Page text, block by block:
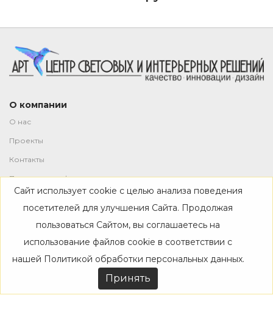
О компании
О нас
Проекты
Контакты
Политика конфиденциальности
Магазин
Каталог
Дизайнерам
Акции
Сайт использует cookie с целью анализа поведения
посетителей для улучшения Сайта. Продолжая
пользоваться Сайтом, вы соглашаетесь на
использование файлов cookie в соответствии с
нашей Политикой обработки персональных данных.
Принять